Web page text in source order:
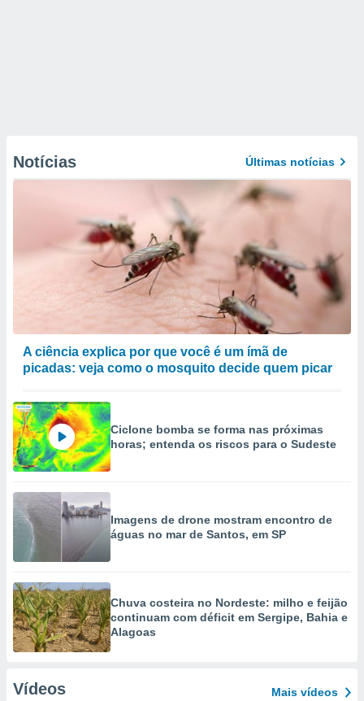
Notícias Últimas notícias
A ciência explica por que você é um ímã de
picadas: veja como o mosquito decide quem picar
Ciclone bomba se forma nas próximas
horas; entenda os riscos para o Sudeste
Imagens de drone mostram encontro de
águas no mar de Santos, em SP
Chuva costeira no Nordeste: milho e feijão
continuam com déficit em Sergipe, Bahia e
Alagoas
Vídeos Mais vídeos